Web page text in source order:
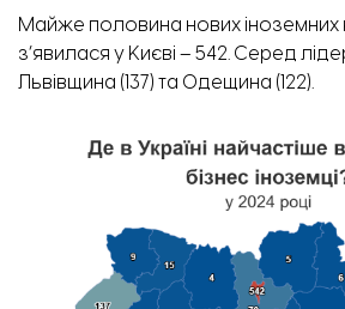
Майже половина нових іноземних
з’явилася у Києві – 542. Серед
Львівщина (137) та Одещина (122).